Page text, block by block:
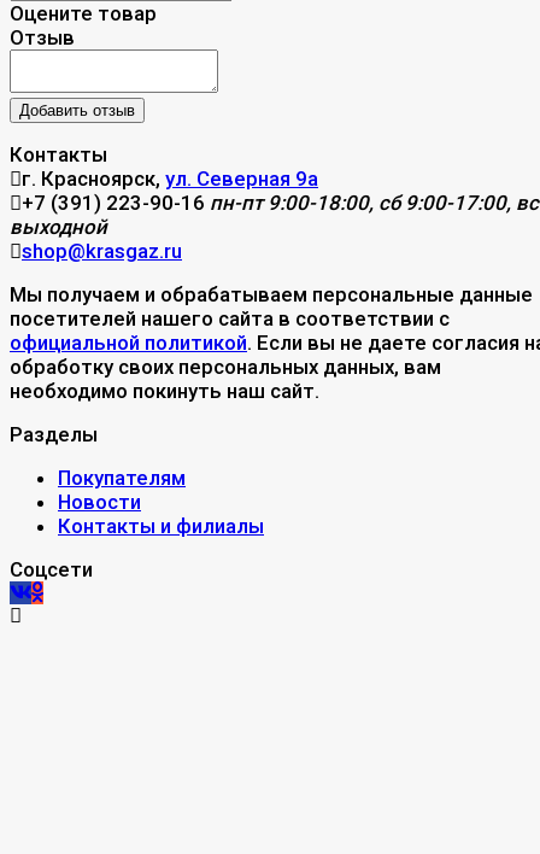
Оцените товар
Отзыв
Контакты
г. Красноярск, ул. Северная 9а
+7 (391) 223-90-16 пн-пт 9:00-18:00, сб 9:00-17:00,
выходной
shop@krasgaz.ru
Мы получаем и обрабатываем персональные данные
посетителей нашего сайта в соответствии с
официальной политикой. Если вы не даете согласия
обработку своих персональных данных, вам
необходимо покинуть наш сайт.
Разделы
Покупателям
Новости
Контакты и филиалы
Соцсети